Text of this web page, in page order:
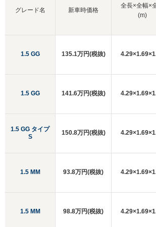
グレード名
1.5 GG
1.5 GG
1.5 GG タイプ
S
1.5 MM
1.5 MM
新車時価格
全長×全幅×
(m)
135.1万円(税抜)
141.6万円(税抜)
150.8万円(税抜)
93.8万円(税抜)
98.8万円(税抜)